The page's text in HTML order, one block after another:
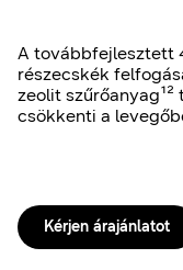
A továbbfejlesztett
részecskék
zeolit
csökkenti a
Kérjen árajánlatot